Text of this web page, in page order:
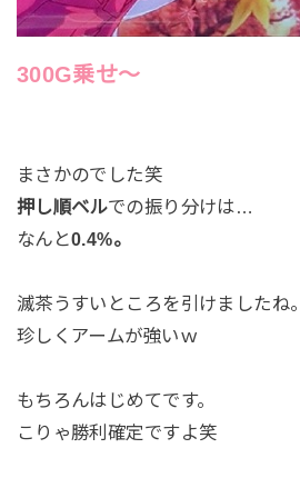
300G乗せ～
まさかのでした笑
押し順ベルでの振り分けは…
なんと0.4%。
滅茶うすいところを引けましたね。
珍しくアームが強いｗ
もちろんはじめてです。
こりゃ勝利確定ですよ笑